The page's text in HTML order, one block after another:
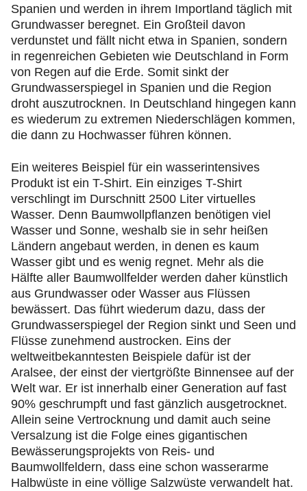
Spanien und werden in ihrem Importland täglich mit
Grundwasser beregnet. Ein Großteil davon
verdunstet und fällt nicht etwa in Spanien, sondern
in regenreichen Gebieten wie Deutschland in Form
von Regen auf die Erde. Somit sinkt der
Grundwasserspiegel in Spanien und die Region
droht auszutrocknen. In Deutschland hingegen kann
es wiederum zu extremen Niederschlägen kommen,
die dann zu Hochwasser führen können.
Ein weiteres Beispiel für ein wasserintensives
Produkt ist ein T-Shirt. Ein einziges T-Shirt
verschlingt im Durschnitt 2500 Liter virtuelles
Wasser. Denn Baumwollpflanzen benötigen viel
Wasser und Sonne, weshalb sie in sehr heißen
Ländern angebaut werden, in denen es kaum
Wasser gibt und es wenig regnet. Mehr als die
Hälfte aller Baumwollfelder werden daher künstlich
aus Grundwasser oder Wasser aus Flüssen
bewässert. Das führt wiederum dazu, dass der
Grundwasserspiegel der Region sinkt und Seen und
Flüsse zunehmend austrocken. Eins der
weltweitbekanntesten Beispiele dafür ist der
Aralsee, der einst der viertgrößte Binnensee auf der
Welt war. Er ist innerhalb einer Generation auf fast
90% geschrumpft und fast gänzlich ausgetrocknet.
Allein seine Vertrocknung und damit auch seine
Versalzung ist die Folge eines gigantischen
Bewässerungsprojekts von Reis- und
Baumwollfeldern, dass eine schon wasserarme
Halbwüste in eine völlige Salzwüste verwandelt hat.